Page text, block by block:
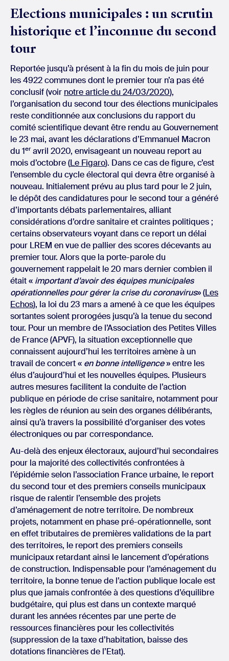
Elections municipales : un scrutin
historique et l’inconnue du second
tour
Reportée jusqu’à présent à la fin du mois de juin pour
les 4922 communes dont le premier tour n’a pas été
conclusif (voir notre article du 24/03/2020),
l’organisation du second tour des élections municipales
reste conditionnée aux conclusions du rapport du
comité scientifique devant être rendu au Gouvernement
le 23 mai, avant les déclarations d’Emmanuel Macron
du 1eravril 2020, envisageant un nouveau report au
mois d’octobre (Le Figaro). Dans ce cas de figure, c’est
l’ensemble du cycle électoral qui devra être organisé à
nouveau. Initialement prévu au plus tard pour le 2 juin,
le dépôt des candidatures pour le second tour a généré
d’importants débats parlementaires, alliant
considérations d’ordre sanitaire et craintes politiques ;
certains observateurs voyant dans ce report un délai
pour LREM en vue de pallier des scores décevants au
premier tour. Alors que la porte-parole du
gouvernement rappelait le 20 mars dernier combien il
était « important d’avoir des équipes municipales
opérationnelles pour gérer la crise du coronavirus» (Les
Echos), la loi du 23 mars a amené à ce que les équipes
sortantes soient prorogées jusqu’à la tenue du second
tour. Pour un membre de l’Association des Petites Villes
de France (APVF), la situation exceptionnelle que
connaissent aujourd’hui les territoires amène à un
travail de concert « en bonne intelligence» entre les
élus d’aujourd’hui et les nouvelles équipes. Plusieurs
autres mesures facilitent la conduite de l’action
publique en période de crise sanitaire, notamment pour
les règles de réunion au sein des organes délibérants,
ainsi qu’à travers la possibilité d’organiser des votes
électroniques ou par correspondance.
Au-delà des enjeux électoraux, aujourd’hui secondaires
pour la majorité des collectivités confrontées à
l’épidémie selon l’association France urbaine, le report
du second tour et des premiers conseils municipaux
risque de ralentir l’ensemble des projets
d’aménagement de notre territoire. De nombreux
projets, notamment en phase pré-opérationnelle, sont
en effet tributaires de premières validations de la part
des territoires, le report des premiers conseils
municipaux retardant ainsi le lancement d’opérations
de construction. Indispensable pour l’aménagement du
territoire, la bonne tenue de l’action publique locale est
plus que jamais confrontée à des questions d’équilibre
budgétaire, qui plus est dans un contexte marqué
durant les années récentes par une perte de
ressources financières pour les collectivités
(suppression de la taxe d’habitation, baisse des
dotations financières de l’Etat).